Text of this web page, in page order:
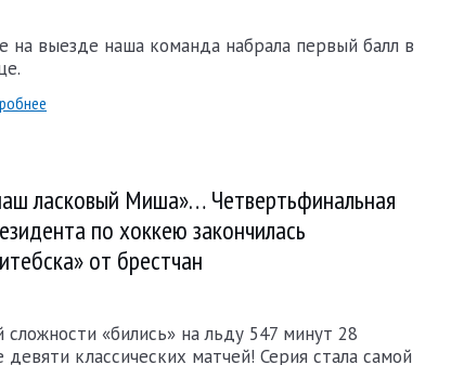
на выезде наша команда набрала первый балл в
ласковый Миша»… Четвертьфинальная
по хоккею закончилась
от брестчан
«бились» на льду 547 минут 28
девяти классических матчей! Серия стала самой